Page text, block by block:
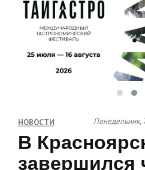
НОВОСТИ Понедельник,
В
завершился